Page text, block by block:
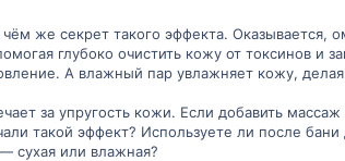
же секрет такого эффекта. Оказывается,
глубоко очистить кожу от токсинов и
А влажный пар увлажняет кожу,
за упругость кожи. Если добавить
такой эффект? Используете ли после
сухая или влажная?